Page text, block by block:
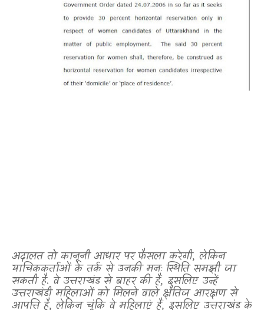
अदालत तो कानूनी आधार पर फैसला करेगी, लेकिन
याचिककर्ताओं के तर्क से उनकी मनः स्थिति समझी जा
सकती है. वे उत्तराखंड से बाहर की हैं, इसलिए उन्हें
उत्तराखंडी महिलाओं को मिलने वाले क्षैतिज आरक्षण से
आपत्ति है, लेकिन चूंकि वे महिलाएं हैं, इसलिए उत्तराखंड के